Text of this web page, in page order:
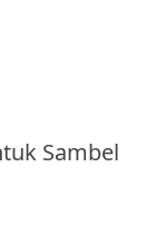
Sambel